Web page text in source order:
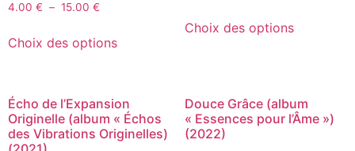
4.00 € – 15.00 €
Choix des options
Choix des options
Écho de l’Expansion
Originelle (album « Échos
des Vibrations Originelles)
Douce Grâce (album
« Essences pour l’Âme »)
(2022)